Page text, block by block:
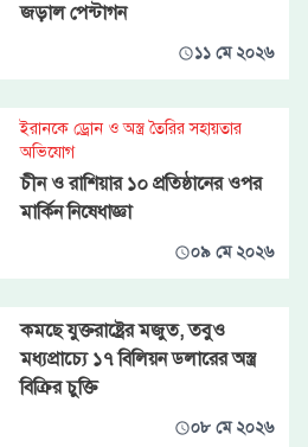
জড়াল পেন্টাগন
১১ মে ২০২৬
ইরানকে ড্রোন ও অস্ত্র তৈরির সহায়তার
অভিযোগ
চীন ও রাশিয়ার ১০ প্রতিষ্ঠানের ওপর
মার্কিন নিষেধাজ্ঞা
০৯ মে ২০২৬
কমছে যুক্তরাষ্ট্রের মজুত, তবুও
মধ্যপ্রাচ্যে ১৭ বিলিয়ন ডলারের অস্ত্র
বিক্রির চুক্তি
০৮ মে ২০২৬